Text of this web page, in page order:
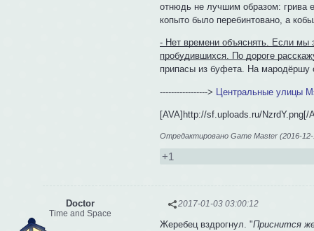
отнюдь не лучшим образом: грива
копыто было перебинтовано, а
- Нет времени объяснять. Если мы
пробудившихся. По дороге
припасы из буфета. На мародёршу
-----------------> Центральные улицы
[AVA]http://sf.uploads.ru/
Отредактировано Game Master (2016-12-
+1
2017-01-03 03:00:12
Doctor
Time and Space
Жеребец вздрогнул. "Приснится